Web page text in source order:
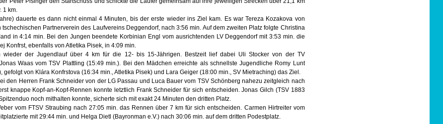
1 km.
dauerte es dann nicht einmal 4 Minuten, bis der erste wieder ins Ziel kam. Es war Tereza Kozakova von
Partnerverein des Laufvereins Deggendorf, nach 3:56 min. Auf dem zweiten Platz folgte Christina
in 4:14 min. Bei den Jungen beendete Korbinian Engl vom ausrichtenden LV Deggendorf mit 3:53 min. die
Konfrst, ebenfalls von Atletika Pisek, in 4:09 min.
wieder der Jugendlauf über 4 km für die 12- bis 15-Jährigen. Bestzeit lief dabei Uli Stocker von der TV
Waas vom TSV Plattling (15:49 min.). Bei den Mädchen erreichte als schnellste Jugendliche Romy Lunt
gefolgt von Klára Konfrstova (16:34 min., Atletika Pisek) und Lara Geiger (18:00 min., SV Mietraching) das Ziel.
den Herren Frank Schneider von der LG Passau und Luca Bauer vom TSV Schönberg nahezu zeitgleich nach
knappe Kopf-an-Kopf-Rennen konnte letztlich Frank Schneider für sich entscheiden. Jonas Gilch (TSV 1883
noch mithalten konnte, sicherte sich mit exakt 24 Minuten den dritten Platz.
vom FTSV Straubing nach 27:05 min. das Rennen über 7 km für sich entscheiden. Carmen Hirtreiter vom
mit 29:44 min. und Helga Dietl (Bayronman e.V.) nach 30:06 min. auf dem dritten Podestplatz.